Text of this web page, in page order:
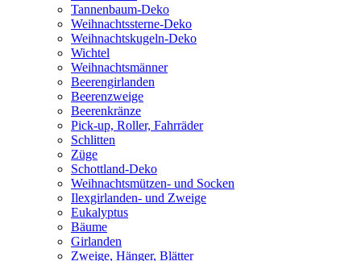
Tannenbaum-Deko
Weihnachtssterne-Deko
Weihnachtskugeln-Deko
Wichtel
Weihnachtsmänner
Beerengirlanden
Beerenzweige
Beerenkränze
Pick-up, Roller, Fahrräder
Schlitten
Züge
Schottland-Deko
Weihnachtsmützen- und Socken
Ilexgirlanden- und Zweige
Eukalyptus
Bäume
Girlanden
Zweige, Hänger, Blätter